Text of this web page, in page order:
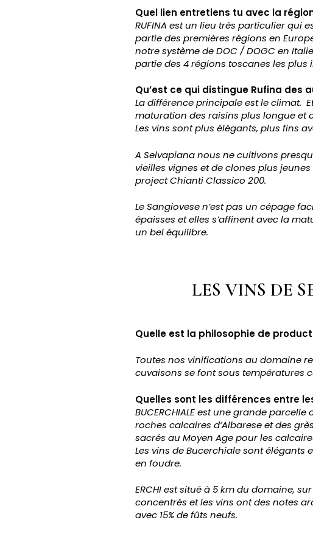
Quel lien entretiens tu avec la
RUFINA est un lieu très particulier qui
partie des premières régions en
notre système de DOC / DOGC en
partie des 4 régions toscanes les plus
Qu’est ce qui distingue Rufina des
La différence principale est le climat.
maturation des raisins plus longue et
Les vins sont plus élégants, plus fins
A Selvapiana nous ne cultivons
vieilles vignes et de clones plus
project Chianti Classico 200.
Le Sangiovese n’est pas un cépage
épaisses et elles s’affinent avec la
un bel équilibre.
LES VINS DE
Quelle est la philosophie de
Toutes nos vinifications au domaine
cuvaisons se font sous températures
Quelles sont les différences entre
BUCERCHIALE est une grande
roches calcaires d’Albarese et des
sacrés au Moyen Age pour les
Les vins de Bucerchiale sont élégants
en foudre.
ERCHI est situé à 5 km du domaine,
concentrés et les vins ont des notes
avec 15% de fûts neufs.